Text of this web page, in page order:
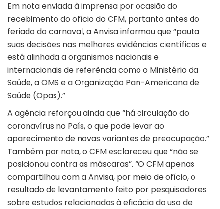
Em nota enviada à imprensa por ocasião do
recebimento do ofício do CFM, portanto antes do
feriado do carnaval, a Anvisa informou que “pauta
suas decisões nas melhores evidências científicas e
está alinhada a organismos nacionais e
internacionais de referência como o Ministério da
Saúde, a OMS e a Organização Pan-Americana de
Saúde (Opas).”
A agência reforçou ainda que “há circulação do
coronavírus no País, o que pode levar ao
aparecimento de novas variantes de preocupação.”
Também por nota, o CFM esclareceu que “não se
posicionou contra as máscaras”. “O CFM apenas
compartilhou com a Anvisa, por meio de ofício, o
resultado de levantamento feito por pesquisadores
sobre estudos relacionados à eficácia do uso de